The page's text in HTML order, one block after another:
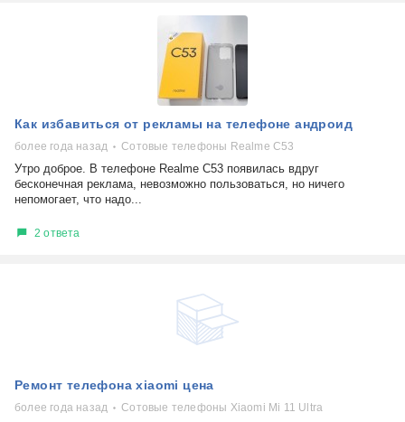
Как избавиться от рекламы на телефоне андроид
более года назад Сотовые телефоны Realme C53
Утро доброе. В телефоне Realme C53 появилась вдруг
бесконечная реклама, невозможно пользоваться, но ничего
непомогает, что надо...
2 ответа
Ремонт телефона xiaomi цена
более года назад Сотовые телефоны Xiaomi Mi 11 Ultra